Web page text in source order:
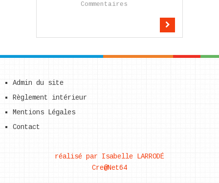
Commentaires
Admin du site
Règlement intérieur
Mentions Légales
Contact
réalisé par Isabelle LARRODÉ
Cre@Net64